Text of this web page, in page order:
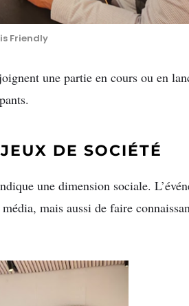
Friendly
une partie en cours ou en
DE SOCIÉTÉ
une dimension sociale.
mais aussi de faire